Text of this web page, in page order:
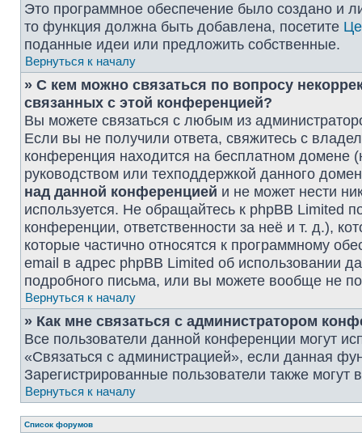
Это программное обеспечение было создано и
то функция должна быть добавлена, посетите
поданные идеи или предложить собственные.
Вернуться к началу
» С кем можно связаться по вопросу
связанных с этой конференцией?
Вы можете связаться с любым из
Если вы не получили ответа, свяжитесь с
конференция находится на бесплатном домене
руководством или техподдержкой данного
над данной конференцией и не может нести
используется. Не обращайтесь к phpBB Limited
конференции, ответственности за неё и т. д.),
которые частично относятся к программному
email в адрес phpBB Limited об использовании
подробного письма, или вы можете вообще не
Вернуться к началу
» Как мне связаться с администратором
Все пользователи данной конференции могут
«Связаться с администрацией», если данная
Зарегистрированные пользователи также
Вернуться к началу
Список форумов